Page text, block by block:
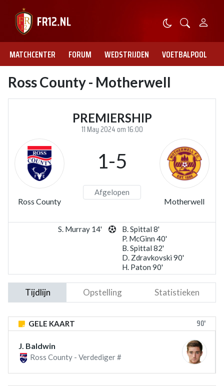
MATCHCENTER FORUM WEDSTRIJDEN VOETBALPOOL
Ross County - Motherwell
PREMIERSHIP
11 May 2024 om 16:00
Ross County
1-5
Afgelopen
Motherwell
S. Murray 14'
B. Spittal 8'
P. McGinn 40'
B. Spittal 82'
D. Zdravkovski 90'
H. Paton 90'
Tijdlijn Opstelling Statistieken
GELE KAART 90'
J. Baldwin
Ross County - Verdediger #